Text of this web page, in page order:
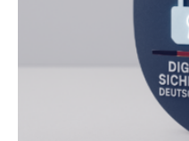
die mittels Sensoren ihre
Informationen